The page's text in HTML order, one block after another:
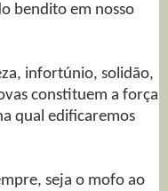
bendito em nosso
infortúnio, solidão,
constituem a força
qual edificaremos
seja o mofo ao